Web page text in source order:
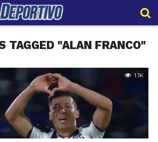
TAGGED "ALAN FRANCO"
1.1K